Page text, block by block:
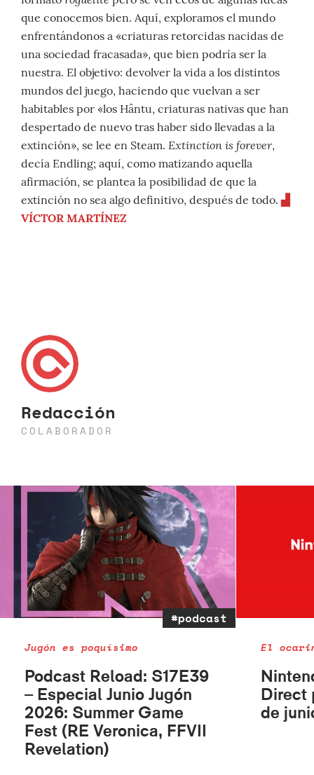
que conocemos bien. Aquí, exploramos el mundo
enfrentándonos a «criaturas retorcidas nacidas de
una sociedad fracasada», que bien podría ser la
nuestra. El objetivo: devolver la vida a los distintos
mundos del juego, haciendo que vuelvan a ser
habitables por «los Hântu, criaturas nativas que han
despertado de nuevo tras haber sido llevadas a la
extinción», se lee en Steam. Extinction is forever,
decía Endling; aquí, como matizando aquella
afirmación, se plantea la posibilidad de que la
extinción no sea algo definitivo, después de todo.▟
VÍCTOR MARTÍNEZ
Redacción
COLABORADOR
#podcast
Jugón es poquísimo
Podcast Reload: S17E39
– Especial Junio Jugón
2026: Summer Game
Fest (RE Veronica, FFVII
Revelation)
El
Direct
de